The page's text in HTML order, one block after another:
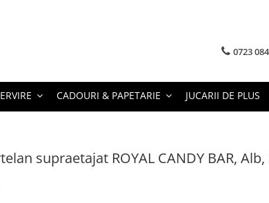
0723
CADOURI & PAPETARIE JUCARII DE PLUS
supraetajat ROYAL CANDY BAR,